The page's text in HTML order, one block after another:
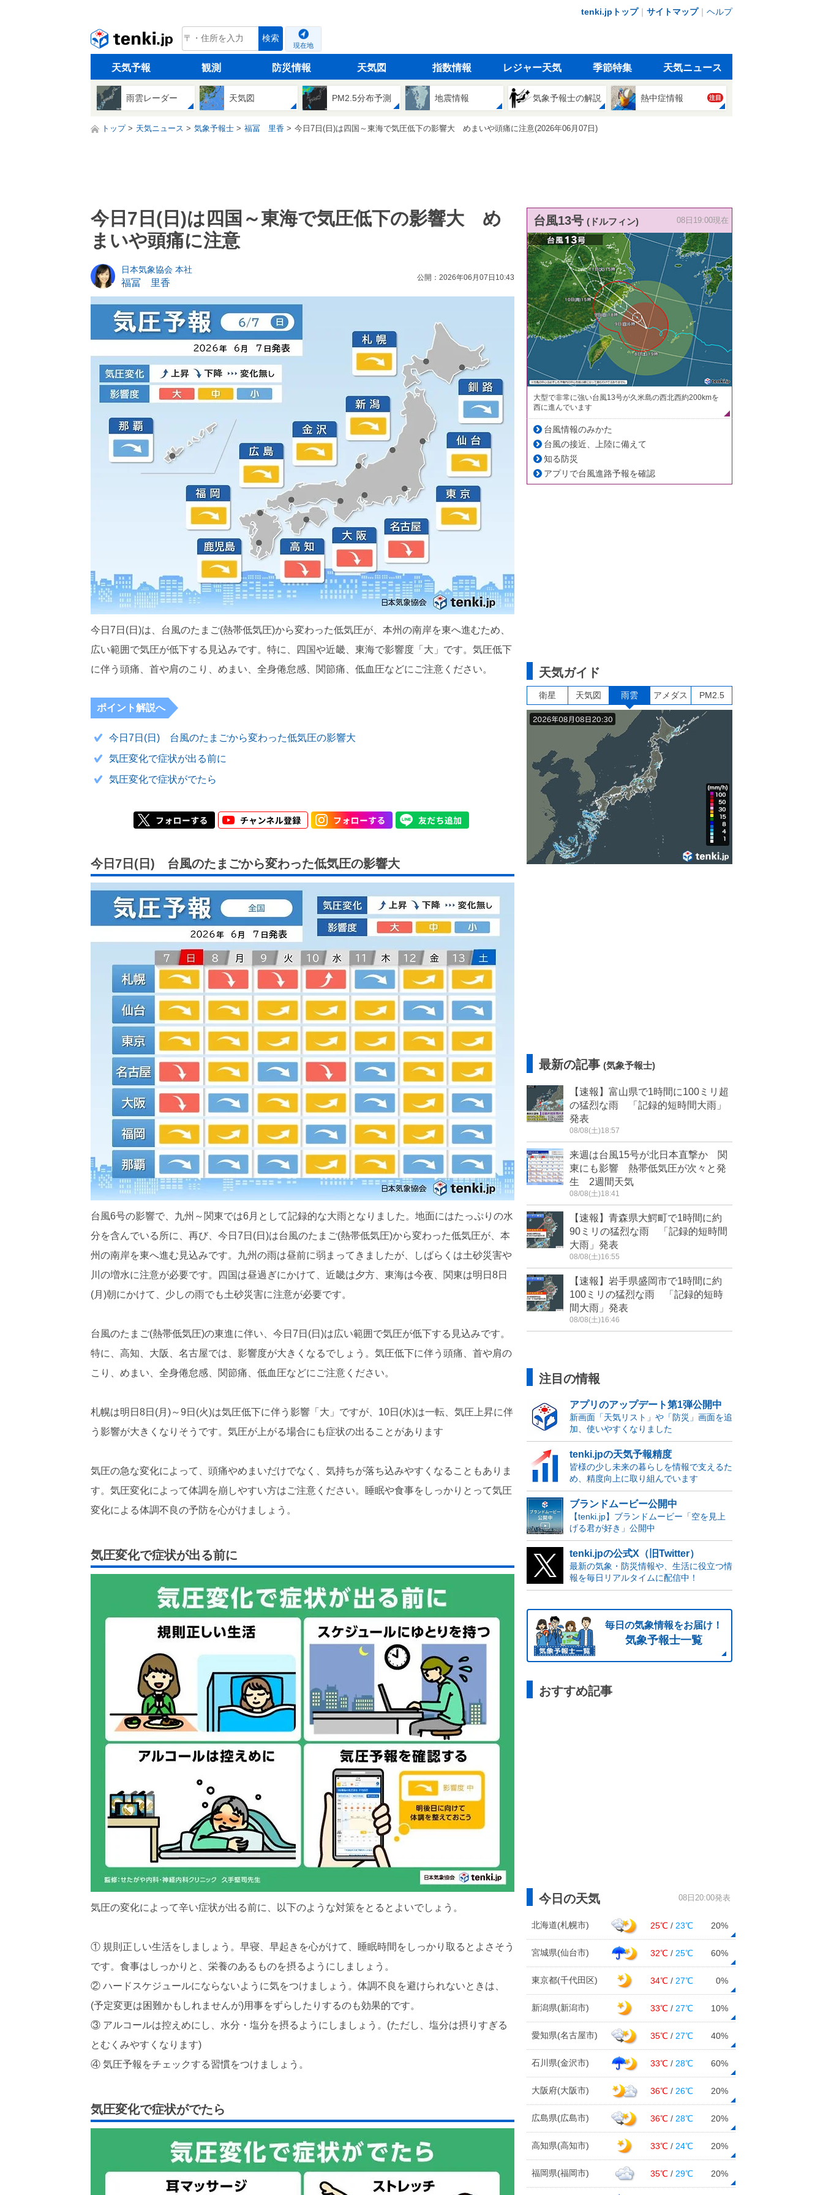
tenki.jpトップ｜ サイトマップ｜ ヘルプ
tenki.jp 検索
現在地
天気予報 観測 防災情報 天気図 指数情報 レジャー天気 季節特集 天気ニュース
雨雲レーダー 天気図 PM2.5分布予測 地震情報 気象予報士の解説 熱中症情報 注目
トップ 天気ニュース 気象予報士 福冨 里香 今日7日(日)は四国～東海で気圧低下の影響大 めまいや頭痛に注意(2026年06月07日)
今日7日(日)は四国～東海で気圧低下の影響大 め
まいや頭痛に注意
日本気象協会 本社
福冨 里香
公開：2026年06月07日10:43
今日7日(日)は、台風のたまご(熱帯低気圧)から変わった低気圧が、本州の南岸を東へ進むため、
広い範囲で気圧が低下する見込みです。特に、四国や近畿、東海で影響度「大」です。気圧低下
に伴う頭痛、首や肩のこり、めまい、全身倦怠感、関節痛、低血圧などにご注意ください。
ポイント解説へ
今日7日(日) 台風のたまごから変わった低気圧の影響大
気圧変化で症状が出る前に
気圧変化で症状がでたら
今日7日(日) 台風のたまごから変わった低気圧の影響大
台風6号の影響で、九州～関東では6月として記録的な大雨となりました。地面にはたっぷりの水
分を含んでいる所に、再び、今日7日(日)は台風のたまご(熱帯低気圧)から変わった低気圧が、本
州の南岸を東へ進む見込みです。九州の雨は昼前に弱まってきましたが、しばらくは土砂災害や
川の増水に注意が必要です。四国は昼過ぎにかけて、近畿は夕方、東海は今夜、関東は明日8日
(月)朝にかけて、少しの雨でも土砂災害に注意が必要です。
台風のたまご(熱帯低気圧)の東進に伴い、今日7日(日)は広い範囲で気圧が低下する見込みです。
特に、高知、大阪、名古屋では、影響度が大きくなるでしょう。気圧低下に伴う頭痛、首や肩の
こり、めまい、全身倦怠感、関節痛、低血圧などにご注意ください。
札幌は明日8日(月)～9日(火)は気圧低下に伴う影響「大」ですが、10日(水)は一転、気圧上昇に伴
う影響が大きくなりそうです。気圧が上がる場合にも症状の出ることがあります
気圧の急な変化によって、頭痛やめまいだけでなく、気持ちが落ち込みやすくなることもありま
す。気圧変化によって体調を崩しやすい方はご注意ください。睡眠や食事をしっかりとって気圧
変化による体調不良の予防を心がけましょう。
気圧変化で症状が出る前に
気圧の変化によって辛い症状が出る前に、以下のような対策をとるとよいでしょう。
① 規則正しい生活をしましょう。早寝、早起きを心がけて、睡眠時間をしっかり取るとよさそう
です。食事はしっかりと、栄養のあるものを摂るようにしましょう。
② ハードスケジュールにならないように気をつけましょう。体調不良を避けられないときは、
(予定変更は困難かもしれませんが)用事をずらしたりするのも効果的です。
③ アルコールは控えめにし、水分・塩分を摂るようにしましょう。(ただし、塩分は摂りすぎる
とむくみやすくなります)
④ 気圧予報をチェックする習慣をつけましょう。
気圧変化で症状がでたら
台風13号 (ドルフィン) 08日19:00現在
大型で非常に強い台風13号が久米島の西北西約200kmを
西に進んでいます
台風情報のみかた
台風の接近、上陸に備えて
知る防災
アプリで台風進路予報を確認
天気ガイド
衛星 天気図 雨雲 アメダス PM2.5
最新の記事 (気象予報士)
【速報】富山県で1時間に100ミリ超
の猛烈な雨 「記録的短時間大雨」
発表
08/08(土)18:57
来週は台風15号が北日本直撃か 関
東にも影響 熱帯低気圧が次々と発
生 2週間天気
08/08(土)18:41
【速報】青森県大鰐町で1時間に約
90ミリの猛烈な雨 「記録的短時間
大雨」発表
08/08(土)16:55
【速報】岩手県盛岡市で1時間に約
100ミリの猛烈な雨 「記録的短時
間大雨」発表
08/08(土)16:46
注目の情報
アプリのアップデート第1弾公開中
新画面「天気リスト」や「防災」画面を追
加、使いやすくなりました
tenki.jpの天気予報精度
皆様の少し未来の暮らしを情報で支えるた
め、精度向上に取り組んでいます
ブランドムービー公開中
【tenki.jp】ブランドムービー「空を見上
げる君が好き」公開中
tenki.jpの公式X（旧Twitter）
最新の気象・防災情報や、生活に役立つ情
報を毎日リアルタイムに配信中！
毎日の気象情報をお届け！
気象予報士一覧
おすすめ記事
今日の天気 08日20:00発表
北海道(札幌市) 25℃ / 23℃ 20%
宮城県(仙台市) 32℃ / 25℃ 60%
東京都(千代田区) 34℃ / 27℃ 0%
新潟県(新潟市) 33℃ / 27℃ 10%
愛知県(名古屋市) 35℃ / 27℃ 40%
石川県(金沢市) 33℃ / 28℃ 60%
大阪府(大阪市) 36℃ / 26℃ 20%
広島県(広島市) 36℃ / 28℃ 20%
高知県(高知市) 33℃ / 24℃ 20%
福岡県(福岡市) 35℃ / 29℃ 20%